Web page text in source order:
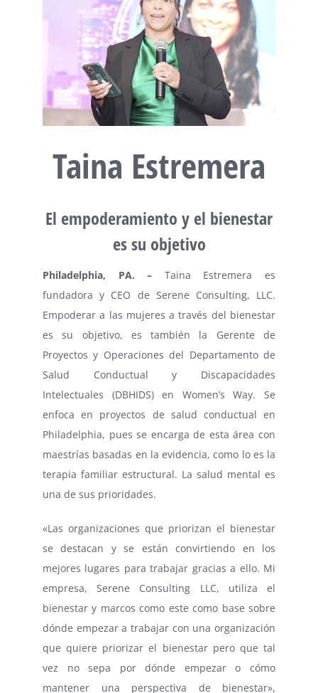
Taina Estremera
El empoderamiento y el bienestar
es su objetivo
Philadelphia, PA. – Taina Estremera es
fundadora y CEO de Serene Consulting, LLC.
Empoderar a las mujeres a través del bienestar
es su objetivo, es también la Gerente de
Proyectos y Operaciones del Departamento de
Salud Conductual y Discapacidades
Intelectuales (DBHIDS) en Women’s Way. Se
enfoca en proyectos de salud conductual en
Philadelphia, pues se encarga de esta área con
maestrías basadas en la evidencia, como lo es la
terapia familiar estructural. La salud mental es
una de sus prioridades.
«Las organizaciones que priorizan el bienestar
se destacan y se están convirtiendo en los
mejores lugares para trabajar gracias a ello. Mi
empresa, Serene Consulting LLC, utiliza el
bienestar y marcos como este como base sobre
dónde empezar a trabajar con una organización
que quiere priorizar el bienestar pero que tal
vez no sepa por dónde empezar o cómo
mantener una perspectiva de bienestar»,